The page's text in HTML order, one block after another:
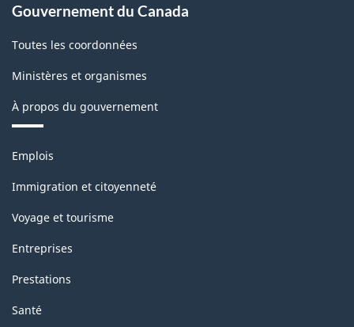
Gouvernement du Canada
Toutes les coordonnées
Ministères et organismes
À propos du gouvernement
Thèmes
sujets
Emplois
Immigration et citoyenneté
Voyage et tourisme
Entreprises
Prestations
Santé